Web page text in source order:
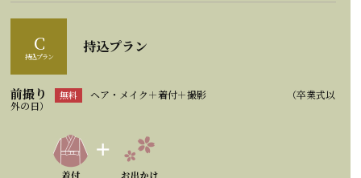
C
持込プラン
持込プラン
前撮り 無料 ヘア・メイク＋着付＋撮影
（卒業式以
外の日）